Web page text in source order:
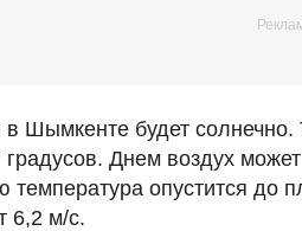
Шымкенте будет солнечно.
Днем воздух
температура опустится до
6,2 м/с.